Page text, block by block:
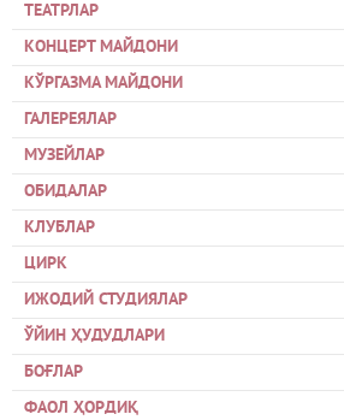
ТЕАТРЛАР
КОНЦЕРТ МАЙДОНИ
КЎРГАЗМА МАЙДОНИ
ГАЛЕРЕЯЛАР
МУЗЕЙЛАР
ОБИДАЛАР
КЛУБЛАР
ЦИРК
ИЖОДИЙ СТУДИЯЛАР
ЎЙИН ҲУДУДЛАРИ
БОҒЛАР
ФАОЛ ҲОРДИҚ